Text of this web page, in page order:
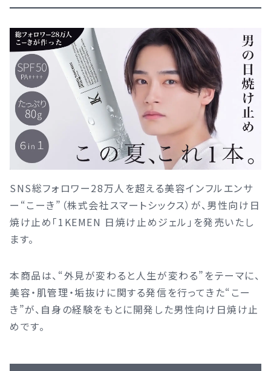
SNS総フォロワー28万人を超える美容インフルエンサ
ー“こーき”（株式会社スマートシックス）が、男性向け日
焼け止め「1KEMEN 日焼け止めジェル」を発売いたし
ます。
本商品は、“外見が変わると人生が変わる”をテーマに、
美容・肌管理・垢抜けに関する発信を行ってきた“こー
き”が、自身の経験をもとに開発した男性向け日焼け止
めです。